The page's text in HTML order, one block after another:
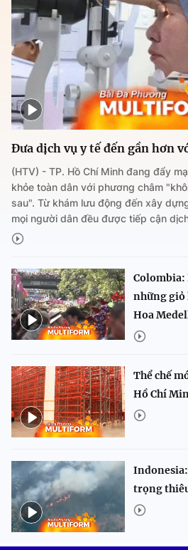
Đưa dịch vụ y tế đến gần hơn
(HTV) - TP. Hồ Chí Minh đang đẩy
khỏe toàn dân với phương châm
sau". Từ khám lưu động đến xây
mọi người dân đều được tiếp cận
Colombia:
những giỏ
Hoa
Thể chế
Hồ Chí
trọng